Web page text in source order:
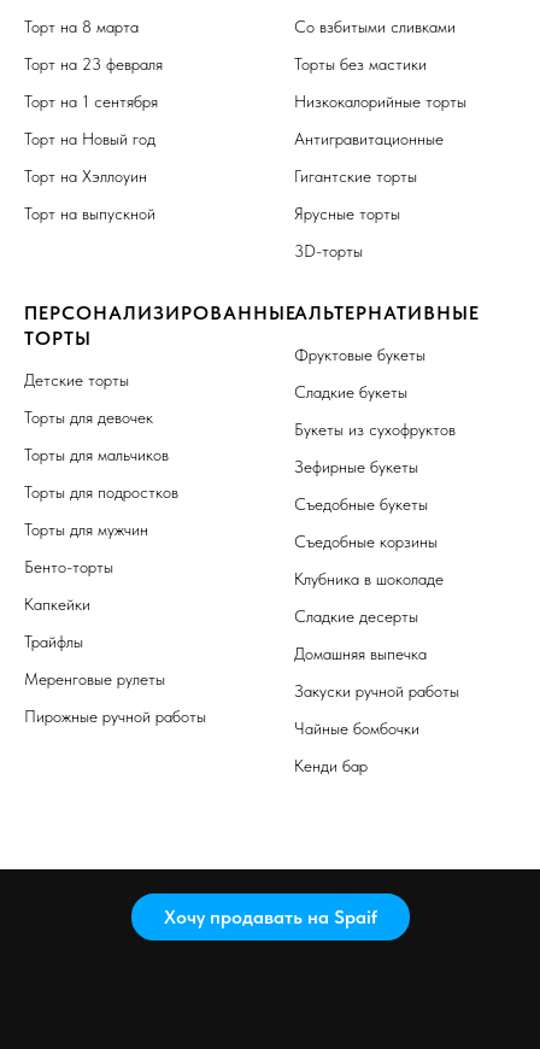
Торт на 8 марта
Торт на 23 февраля
Торт на 1 сентября
Торт на Новый год
Торт на Хэллоуин
Торт на выпускной
Со взбитыми сливками
Торты без мастики
Низкокалорийные торты
Антигравитационные
Гигантские торты
Ярусные торты
3D-торты
ПЕРСОНАЛИЗИРОВАННЫЕ
ТОРТЫ
Детские торты
Торты для девочек
Торты для мальчиков
Торты для подростков
Торты для мужчин
Бенто-торты
Капкейки
Трайфлы
Меренговые рулеты
Пирожные ручной работы
АЛЬТЕРНАТИВНЫЕ
Фруктовые букеты
Сладкие букеты
Букеты из сухофруктов
Зефирные букеты
Съедобные букеты
Съедобные корзины
Клубника в шоколаде
Сладкие десерты
Домашняя выпечка
Закуски ручной работы
Чайные бомбочки
Кенди бар
Хочу продавать на Spaif